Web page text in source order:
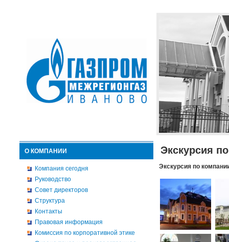
О КОМПАНИИ
Компания сегодня
Руководство
Совет директоров
Структура
Контакты
Правовая информация
Комиссия по корпоративной этике
Экскурсия
Экскурсия по